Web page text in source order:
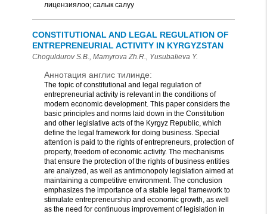
лицензиялоо; салык салуу
CONSTITUTIONAL AND LEGAL REGULATION OF
ENTREPRENEURIAL ACTIVITY IN KYRGYZSTAN
Choguldurov S.B., Mamyrova Zh.R., Yusubalieva Y.
Аннотация англис тилинде:
The topic of constitutional and legal regulation of
entrepreneurial activity is relevant in the conditions of
modern economic development. This paper considers the
basic principles and norms laid down in the Constitution
and other legislative acts of the Kyrgyz Republic, which
define the legal framework for doing business. Special
attention is paid to the rights of entrepreneurs, protection of
property, freedom of economic activity. The mechanisms
that ensure the protection of the rights of business entities
are analyzed, as well as antimonopoly legislation aimed at
maintaining a competitive environment. The conclusion
emphasizes the importance of a stable legal framework to
stimulate entrepreneurship and economic growth, as well
as the need for continuous improvement of legislation in